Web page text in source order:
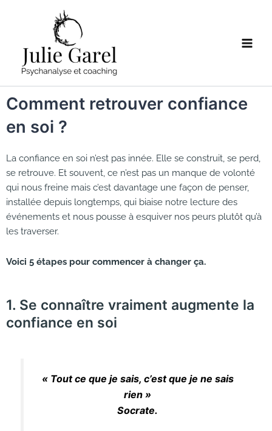
Comment retrouver confiance
en soi ?
La confiance en soi n’est pas innée. Elle se construit, se perd,
se retrouve. Et souvent, ce n’est pas un manque de volonté
qui nous freine mais c’est davantage une façon de penser,
installée depuis longtemps, qui biaise notre lecture des
événements et nous pousse à esquiver nos peurs plutôt qu’à
les traverser.
Voici 5 étapes pour commencer à changer ça.
1. Se connaître vraiment augmente la
confiance en soi
« Tout ce que je sais, c’est que je ne sais
rien »
Socrate.